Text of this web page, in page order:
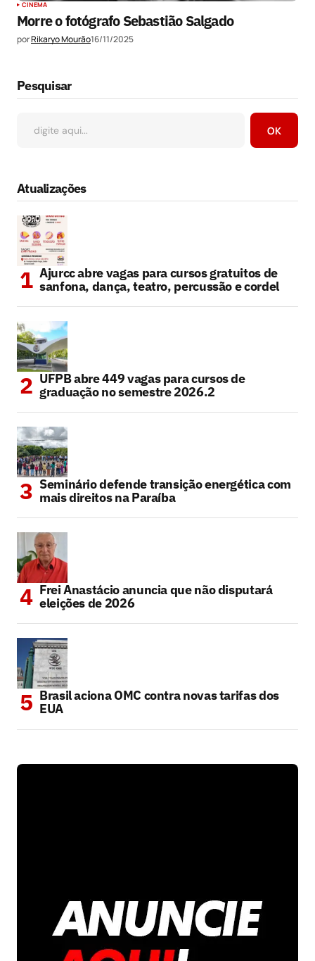
CINEMA
Morre o fotógrafo Sebastião Salgado
porRikaryo Mourão16/11/2025
Pesquisar
OK
Atualizações
Ajurcc abre vagas para cursos gratuitos de
sanfona, dança, teatro, percussão e cordel
UFPB abre 449 vagas para cursos de
graduação no semestre 2026.2
Seminário defende transição energética com
mais direitos na Paraíba
Frei Anastácio anuncia que não disputará
eleições de 2026
Brasil aciona OMC contra novas tarifas dos
EUA